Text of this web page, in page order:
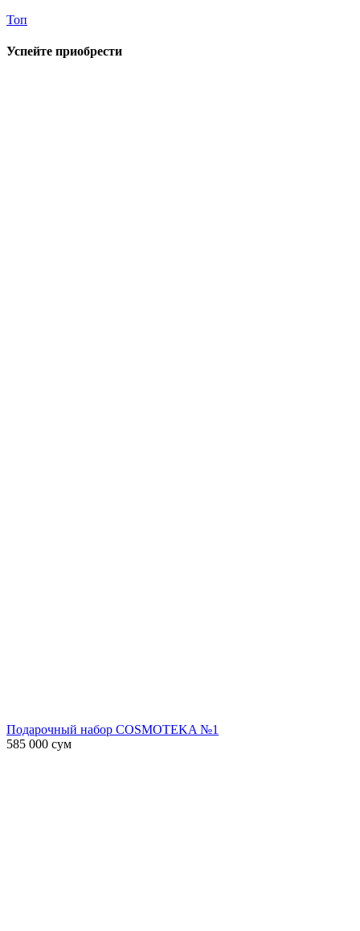
Топ
Успейте приобрести
Подарочный набор COSMOTEKA №1
585 000 сум